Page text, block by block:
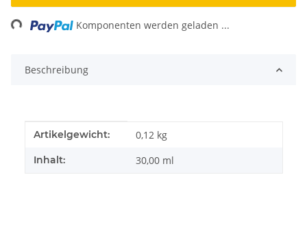
Komponenten werden geladen ...
Beschreibung
Produkteigenschaft
Wert
Artikelgewicht: 0,12 kg
Inhalt: 30,00 ml